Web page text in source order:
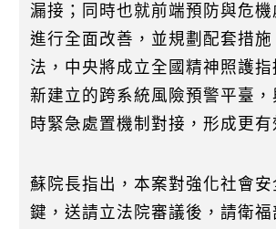
漏接；同時也就前端預防與危機
進行全面改善，並規劃配套措
法，中央將成立全國精神照護指
新建立的跨系統風險預警平臺，
時緊急處置機制對接，形成更有
蘇院長指出，本案對強化社會安
鍵，送請立法院審議後，請衛